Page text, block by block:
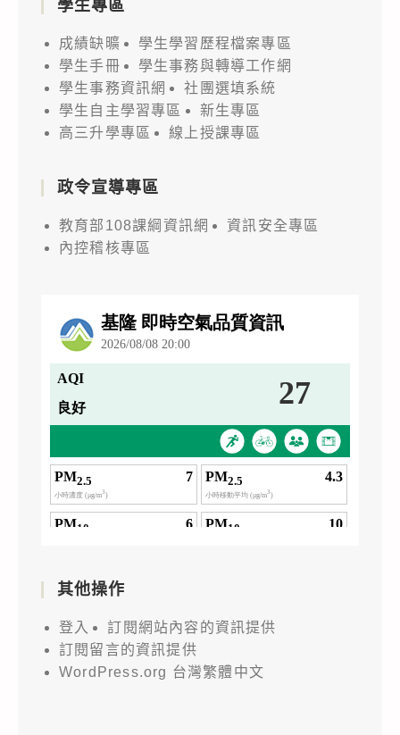
學生專區
成績缺曠
學生學習歷程檔案專區
學生手冊
學生事務與轉導工作網
學生事務資訊網
社團選填系統
學生自主學習專區
新生專區
高三升學專區
線上授課專區
政令宣導專區
教育部108課綱資訊網
資訊安全專區
內控稽核專區
其他操作
登入
訂閱網站內容的資訊提供
訂閱留言的資訊提供
WordPress.org 台灣繁體中文